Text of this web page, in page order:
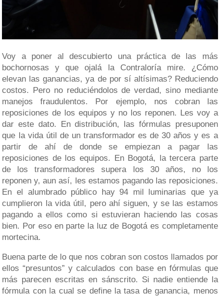
Voy a poner al descubierto una práctica de las más
bochornosas y que ojalá la Contraloría mire. ¿Cómo
elevan las ganancias, ya de por sí altísimas? Reduciendo
costos. Pero no reduciéndolos de verdad, sino mediante
manejos fraudulentos. Por ejemplo, nos cobran las
reposiciones de los equipos y no los reponen. Les voy a
dar este dato. En distribución, las fórmulas presuponen
que la vida útil de un transformador es de 30 años y es a
partir de ahí de donde se empiezan a pagar las
reposiciones de los equipos. En Bogotá, la tercera parte
de los transformadores supera los 30 años, no los
reponen y, aun así, les estamos pagando las reposiciones.
En el alumbrado público hay 94 mil luminarias que ya
cumplieron la vida útil, pero ahí siguen, y se las estamos
pagando a ellos como si estuvieran haciendo las cosas
bien. Por eso en parte la luz de Bogotá es completamente
mortecina.
Buena parte de lo que nos cobran son costos llamados por
ellos “presuntos” y calculados con base en fórmulas que
más parecen escritas en sánscrito. Si nadie entiende la
fórmula con la cual se define la tasa de ganancia, menos